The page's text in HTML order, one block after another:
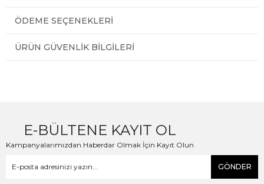
ÖDEME SEÇENEKLERI
ÜRÜN GÜVENLIK BILGILERI
E-BÜLTENE KAYIT OL
Kampanyalarımızdan Haberdar Olmak İçin Kayıt Olun
GÖNDER